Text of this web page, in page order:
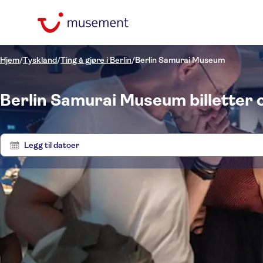
Hjem/Tyskland/Ting å gjøre i Berlin/Berlin Samurai Museum
Berlin Samurai Museum billetter
Legg til datoer
Pris (voksen)
Min NOK
Upphämtning på
hotellet
Alternativer
Inngangsbilletter inkludert
Kategorier